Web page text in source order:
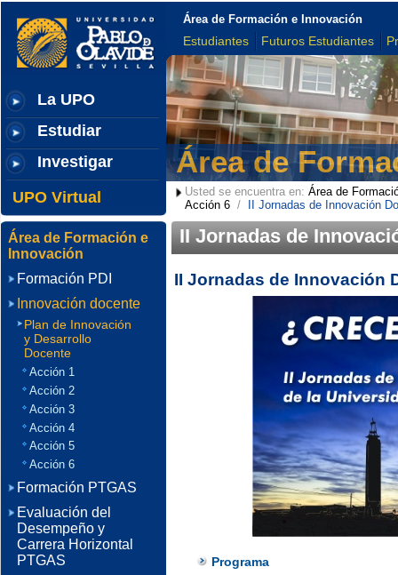
La UPO
Estudiar
Investigar
UPO Virtual
Área de Formación e Innovación
Estudiantes Futuros Estudiantes
Área de
Usted se encuentra en: Área de
Acción 6/ II Jornadas de Innovación
II Jornadas de
II Jornadas de Innovación
Programa
Área de Formación e
Innovación
Formación PDI
Innovación docente
Plan de Innovación
y Desarrollo
Docente
Acción 1
Acción 2
Acción 3
Acción 4
Acción 5
Acción 6
Formación PTGAS
Evaluación del
Desempeño y
Carrera Horizontal
PTGAS